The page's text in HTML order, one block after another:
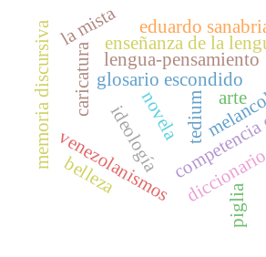
glosario escondido
ideología
venezolanismos
tedium
novela
lengua-pensamiento
enseñanza de la
eduardo
caricatura
memoria discursiva
piglia
belleza
arte
la mista